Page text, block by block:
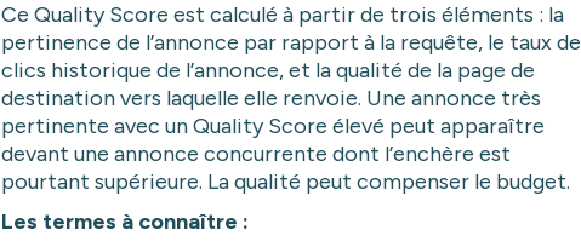
Ce Quality Score est calculé à partir de trois éléments : la
pertinence de l’annonce par rapport à la requête, le taux de
clics historique de l’annonce, et la qualité de la page de
destination vers laquelle elle renvoie. Une annonce très
pertinente avec un Quality Score élevé peut apparaître
devant une annonce concurrente dont l’enchère est
pourtant supérieure. La qualité peut compenser le budget.
Les termes à connaître :